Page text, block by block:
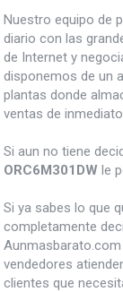
Nuestro equipo de
diario con las
de Internet y
disponemos de un
plantas donde
ventas de
Si aun no tiene
ORC6M301DW le
Si ya sabes lo que
completamente
vendedores
clientes que